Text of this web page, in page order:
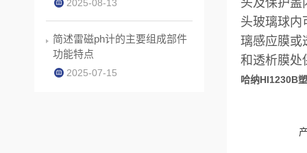
头及保护盖
头玻璃球内
璃感应膜或
和透析膜处
哈纳HI1230B
2025-08-13
简述雷磁ph计的主要组成部件
功能特点
2025-07-15